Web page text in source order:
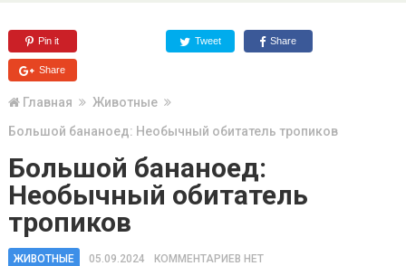
Pin it Tweet Share
Share
Главная
Животные
Большой бананоед: Необычный обитатель тропиков
Большой бананоед:
Необычный обитатель
тропиков
ЖИВОТНЫЕ 05.09.2024 КОММЕНТАРИЕВ НЕТ